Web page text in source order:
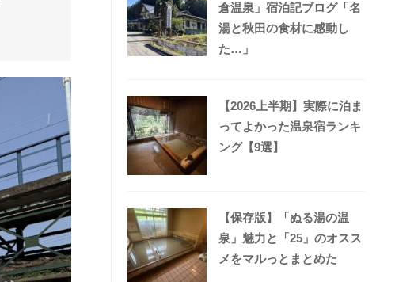
倉温泉」宿泊記ブログ「名
湯と秋田の食材に感動し
た…」
【2026上半期】実際に泊ま
ってよかった温泉宿ランキ
ング【9選】
【保存版】「ぬる湯の温
泉」魅力と「25」のオスス
メをマルっとまとめた